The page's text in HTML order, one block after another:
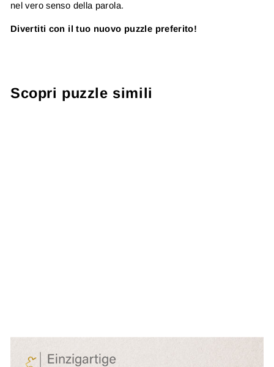
nel vero senso della parola.
Divertiti con il tuo nuovo puzzle preferito!
Scopri puzzle simili